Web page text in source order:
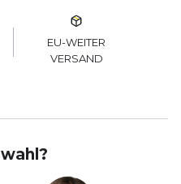
EU-WEITER
VERSAND